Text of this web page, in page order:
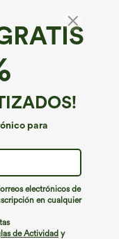
para
electrónicos de
en cualquier
de Actividad y
estás buscando.